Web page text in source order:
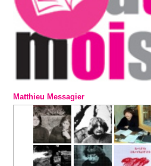
Matthieu Messagier